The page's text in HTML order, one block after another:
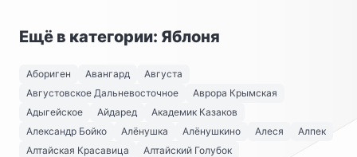
Ещё в категории: Яблоня
Абориген Авангард
Августа
Августовское Дальневосточное
Аврора Крымская
Адыгейское
Айдаред
Академик Казаков
Александр Бойко
Алёнушка Алёнушкино Алеся
Алпек
Алтайская Красавица
Алтайский Голубок